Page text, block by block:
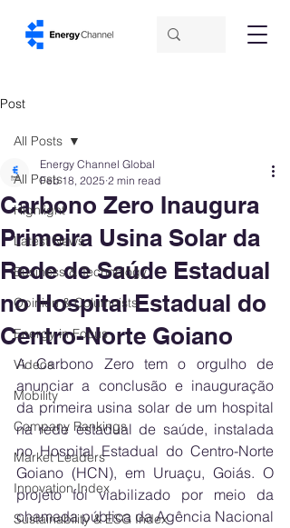
Post
All Posts
Highlight
Latest News
Business & Technology
Opinion & Columnists
Energy in Focus
Videos
Mobility
Company Rankings
Market Leaders
Innovation Index
Sustainability & ESG Index
All Posts
Carbono Zero Inaugura
Primeira Usina Solar da
Rede de Saúde Estadual
no Hospital Estadual do
Centro-Norte Goiano
Energy Channel Global
Feb 18, 2025 2 min read
A Carbono Zero tem o orgulho de
anunciar a conclusão e inauguração
da primeira usina solar de um hospital
na rede estadual de saúde, instalada
no Hospital Estadual do Centro-Norte
Goiano (HCN), em Uruaçu, Goiás. O
projeto foi viabilizado por meio da
chamada pública da Agência Nacional